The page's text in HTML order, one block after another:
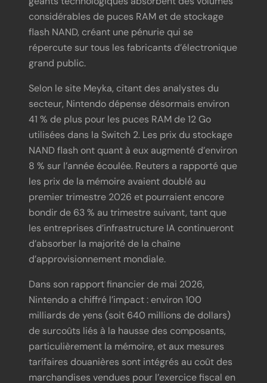
considérables de puces RAM et de stockage
flash NAND, créant une pénurie qui se
répercute sur tous les fabricants d’électronique
grand public.
Selon le site Meyka, citant des analystes du
secteur, Nintendo dépense désormais environ
41 % de plus pour les puces RAM de 12 Go
utilisées dans la Switch 2. Les prix du stockage
NAND flash ont quant à eux augmenté d’environ
8 % sur l’année écoulée. Reuters a rapporté que
les prix de la mémoire avaient doublé au
premier trimestre 2026 et pourraient encore
bondir de 63 % au trimestre suivant, tant que
les entreprises d’infrastructure IA continueront
d’absorber la majorité de la chaîne
d’approvisionnement mondiale.
Dans son rapport financier de mai 2026,
Nintendo a chiffré l’impact : environ 100
milliards de yens (soit 640 millions de dollars)
de surcoûts liés à la hausse des composants,
particulièrement la mémoire, et aux mesures
tarifaires douanières sont intégrés au coût des
marchandises vendues pour l’exercice fiscal en